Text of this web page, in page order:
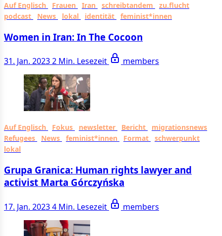
Auf Englisch Frauen Iran schreibtandem
zu.flucht
podcast
News lokal identität feminist*innen
Women in Iran: In The Cocoon
31. Jan. 20232 Min. Lesezeit members
Auf Englisch Fokus newsletter Bericht
migrationsnews
Refugees
News feminist*innen Format
schwerpunkt
lokal
Grupa Granica: Human rights lawyer and
activist Marta Górczyńska
17. Jan. 20234 Min. Lesezeit members